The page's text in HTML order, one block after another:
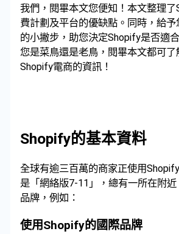
我們，閱畢本文您便知！本文整理
費計劃及平台的優缺點。同時，給
的小撇步，助您決定Shopify是否適
您是菜鳥還是老鳥，閱畢本文都可了
Shopify電商的資訊！
Shopify的基本資料
全球有逾三百萬的商家正使用
是「網絡版7-11」，總有一所在附
品牌，例如：
使用Shopify的國際品牌